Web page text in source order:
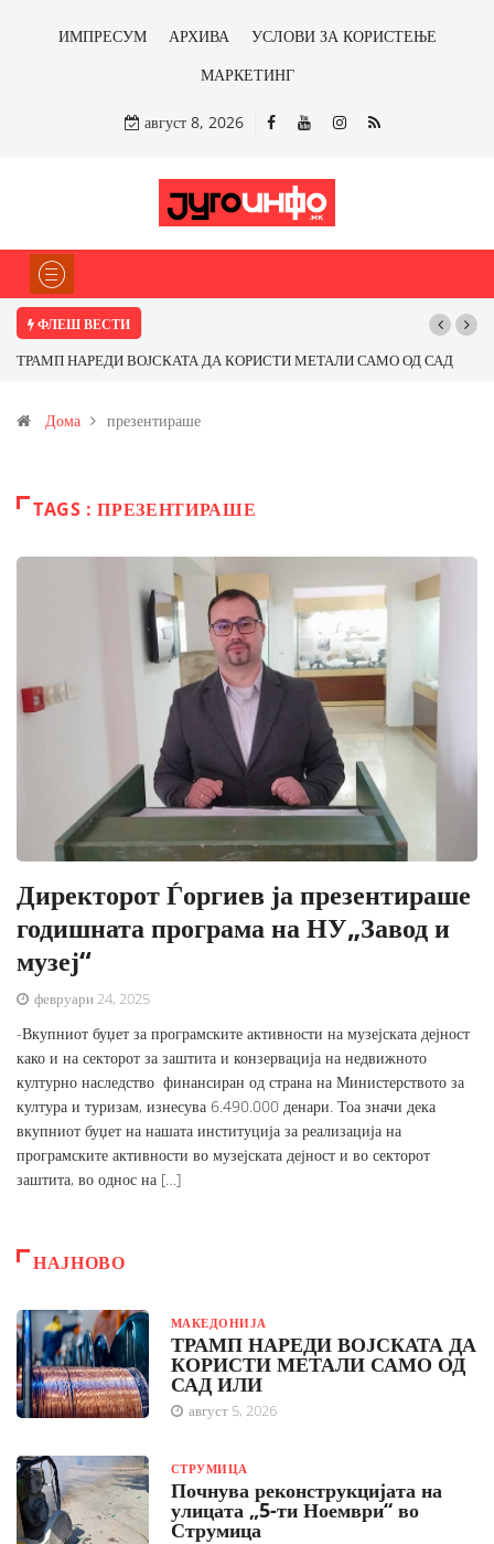
ИМПРЕСУМ АРХИВА
УСЛОВИ ЗА КОРИСТЕЊЕ
МАРКЕТИНГ
август 8, 2026
ФЛЕШ ВЕСТИ
ТРАМП НАРЕДИ ВОЈСКАТА ДА КОРИСТИ МЕТАЛИ САМО ОД САД
Иловица и со антимонот?
Дома презентираше
TAGS : ПРЕЗЕНТИРАШЕ
Директорот Ѓоргиев ја презентираше
годишната програма на НУ„Завод и
музеј“
февруари 24, 2025
-Вкупниот буџет за програмските активности на музејската дејност
како и на секторот за заштита и конзервација на недвижното
културно наследство финансиран од страна на Министерството за
култура и туризам, изнесува 6.490.000 денари. Тоа значи дека
вкупниот буџет на нашата институција за реализација на
програмските активности во музејската дејност и во секторот
заштита, во однос на […]
НАЈНОВО
МАКЕДОНИЈА
ТРАМП НАРЕДИ ВОЈСКАТА ДА
КОРИСТИ МЕТАЛИ САМО ОД
САД ИЛИ
август 5, 2026
СТРУМИЦА
Почнува реконструкцијата на
улицата „5-ти Ноември“ во
Струмица